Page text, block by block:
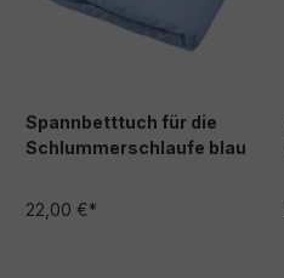
Spannbetttuch für die
Schlummerschlaufe blau
22,00 €*